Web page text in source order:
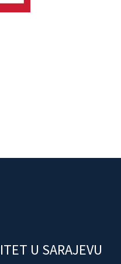
U SARAJEVU